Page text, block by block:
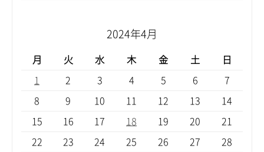
2024年4月
月 火 水 木 金 土 日
1 2 3 4 5 6 7
8 9 10 11 12 13 14
15 16 17 18 19 20 21
22 23 24 25 26 27 28